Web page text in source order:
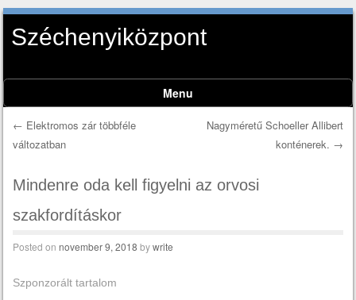
Széchenyiközpont
Menu
Skip to content
Post navigation
← Elektromos zár többféle
változatban
Nagyméretű Schoeller Allibert
konténerek. →
Mindenre oda kell figyelni az orvosi
szakfordításkor
Posted on november 9, 2018 bywrite
Szponzorált tartalom